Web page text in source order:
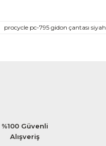
procycle pc-795 gidon çantası siyah
%100 Güvenli
Alışveriş